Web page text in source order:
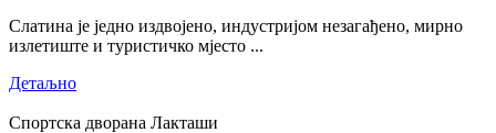
Слатина је једно издвојено, индустријом незагађено, мирно
излетиште и туристичко мјесто ...
Детаљно
Спортска дворана Лакташи